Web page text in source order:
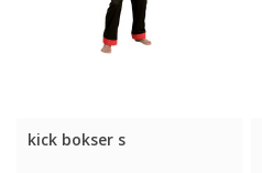
kick bokser s